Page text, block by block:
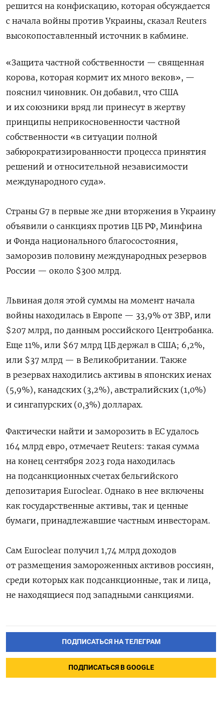
решится на конфискацию, которая обсуждается
с начала войны против Украины, сказал Reuters
высокопоставленный источник в кабмине.
«Защита частной собственности — священная
корова, которая кормит их много веков», —
пояснил чиновник. Он добавил, что США
и их союзники вряд ли принесут в жертву
принципы неприкосновенности частной
собственности «в ситуации полной
забюрократизированности процесса принятия
решений и относительной независимости
международного суда».
Страны G7 в первые же дни вторжения в Украину
объявили о санкциях против ЦБ РФ, Минфина
и Фонда национального благосостояния,
заморозив половину международных резервов
России — около $300 млрд.
Львиная доля этой суммы на момент начала
войны находилась в Европе — 33,9% от ЗВР, или
$207 млрд, по данным российского Центробанка.
Еще 11%, или $67 млрд ЦБ держал в США; 6,2%,
или $37 млрд — в Великобритании. Также
в резервах находились активы в японских иенах
(5,9%), канадских (3,2%), австралийских (1,0%)
и сингапурских (0,3%) долларах.
Фактически найти и заморозить в ЕС удалось
164 млрд евро, отмечает Reuters: такая сумма
на конец сентября 2023 года находилась
на подсанкционных счетах бельгийского
депозитария Euroclear. Однако в нее включены
как государственные активы, так и ценные
бумаги, принадлежавшие частным инвесторам.
Сам Euroclear получил 1,74 млрд доходов
от размещения замороженных активов россиян,
среди которых как подсанкционные, так и лица,
не находящиеся под западными санкциями.
ПОДПИСАТЬСЯ НА ТЕЛЕГРАМ
ПОДПИСАТЬСЯ В GOOGLE